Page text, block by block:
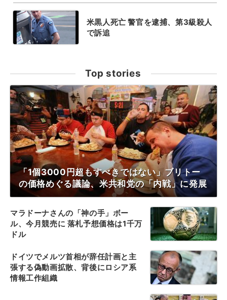
米黒人死亡 警官を逮捕、第3級殺人
で訴追
Top stories
「1個3000円超もすべきではない」ブリトー
の価格めぐる議論、米共和党の「内戦」に発展
マラドーナさんの「神の手」ボー
ル、今月競売に 落札予想価格は1千万
ドル
ドイツでメルツ首相が辞任計画と主
張する偽動画拡散、背後にロシア系
情報工作組織